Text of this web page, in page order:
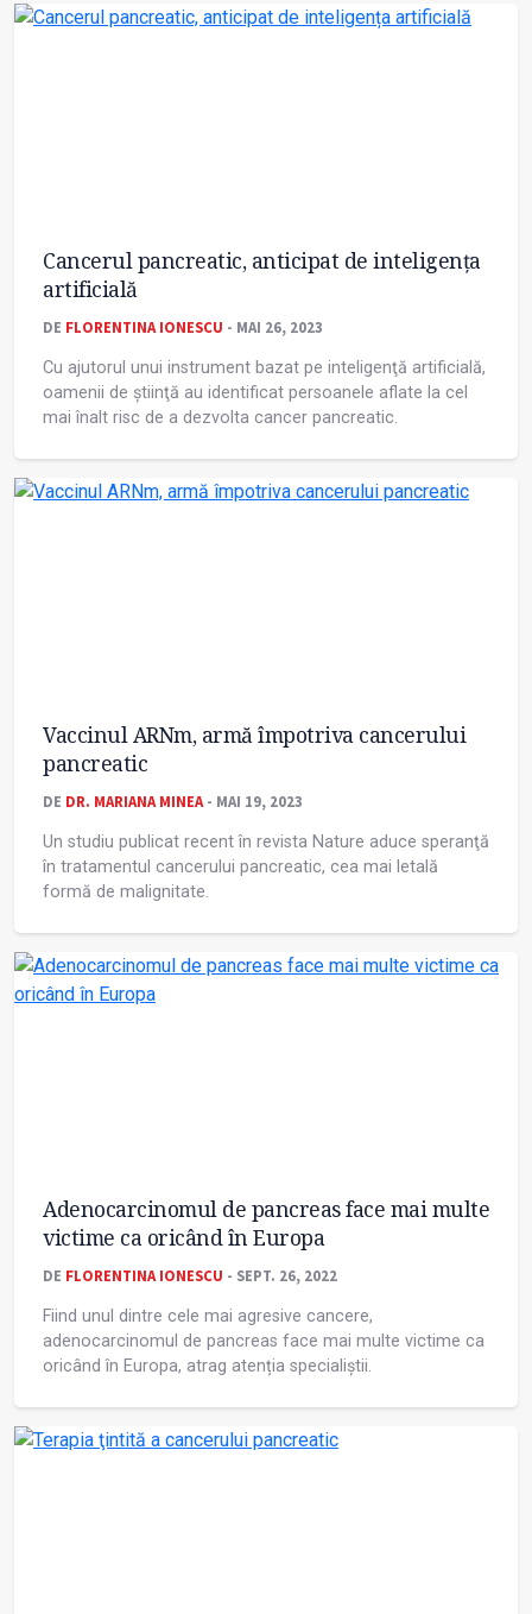
Cancerul pancreatic, anticipat de inteligența
artificială
DE FLORENTINA IONESCU - MAI 26, 2023
Cu ajutorul unui instrument bazat pe inteligenţă artificială,
oamenii de știinţă au identificat persoanele aflate la cel
mai înalt risc de a dezvolta cancer pancreatic.
Vaccinul ARNm, armă împotriva cancerului
pancreatic
DE DR. MARIANA MINEA- MAI 19, 2023
Un studiu publicat recent în revista Nature aduce speranţă
în tratamentul cancerului pancreatic, cea mai letală
formă de malignitate.
Adenocarcinomul de pancreas face mai multe
victime ca oricând în Europa
DE FLORENTINA IONESCU - SEPT. 26, 2022
Fiind unul dintre cele mai agresive cancere,
adenocarcinomul de pancreas face mai multe victime ca
oricând în Europa, atrag atenția specialiștii.